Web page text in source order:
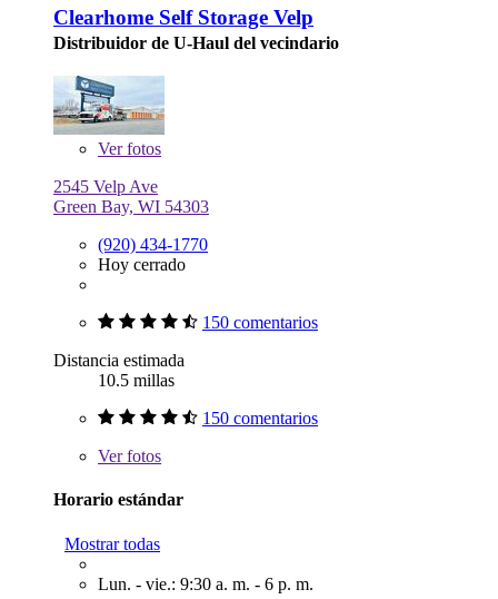
Clearhome Self Storage Velp
Distribuidor de U-Haul del vecindario
Verfotos
2545 Velp Ave
Green Bay, WI 54303
(920) 434-1770
Hoy cerrado
150 comentarios
Distancia estimada
10.5 millas
150 comentarios
Verfotos
Horario estándar
Mostrar todas
Lun. - vie.: 9:30 a. m. - 6 p. m.